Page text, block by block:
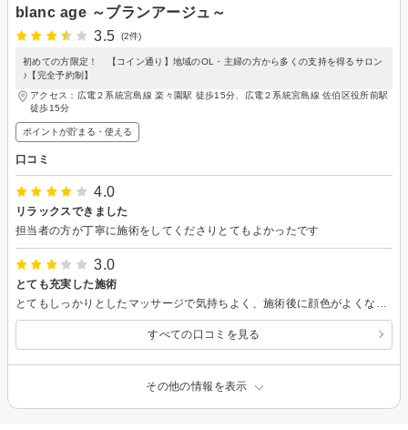
blanc age ～ブランアージュ～
3.5
(2件)
初めての方限定！ 【コイン通り】地域のOL・主婦の方から多くの支持を得るサロン
♪【完全予約制】
アクセス：広電２系統宮島線 楽々園駅 徒歩15分、広電２系統宮島線 佐伯区役所前駅
徒歩15分
ポイントが貯まる・使える
口コミ
4.0
リラックスできました
担当者の方が丁寧に施術をしてくださりとてもよかったです
3.0
とても充実した施術
すべての口コミを見る
その他の情報を表示